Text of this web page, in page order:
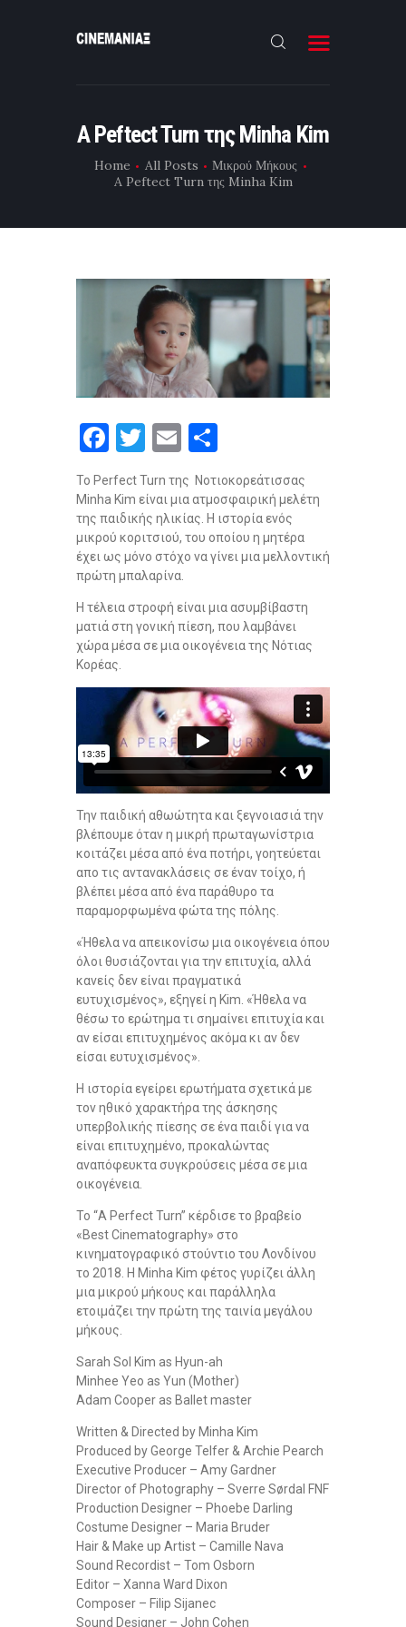
A Peftect Turn της Minha Kim
Home All Posts
Μικρού Μήκους
A Peftect Turn της Minha Kim
ΝΕΑ
ΣΥΝΕΝΤΕΥΞΗ
EΠΙΚΟΙΝΩΝΙΑ
F
a
ce
b
o
o
k
T
wi
tt
er
E
m
ail ar
e
To Perfect Turn της Νοτιοκορεάτισσας
Minha Kim είναι μια ατμοσφαιρική μελέτη
της παιδικής ηλικίας. Η ιστορία ενός
μικρού κοριτσιού, του οποίου η μητέρα
έχει ως μόνο στόχο να γίνει μια μελλοντική
πρώτη μπαλαρίνα.
Η τέλεια στροφή είναι μια ασυμβίβαστη
ματιά στη γονική πίεση, που λαμβάνει
χώρα μέσα σε μια οικογένεια της Νότιας
Κορέας.
Την παιδική αθωώτητα και ξεγνοιασιά την
βλέπουμε όταν η μικρή πρωταγωνίστρια
κοιτάζει μέσα από ένα ποτήρι, γοητεύεται
απο τις αντανακλάσεις σε έναν τοίχο, ή
βλέπει μέσα από ένα παράθυρο τα
παραμορφωμένα φώτα της πόλης.
«Ήθελα να απεικονίσω μια οικογένεια όπου
όλοι θυσιάζονται για την επιτυχία, αλλά
κανείς δεν είναι πραγματικά
ευτυχισμένος», εξηγεί η Kim. «Ήθελα να
θέσω το ερώτημα τι σημαίνει επιτυχία και
αν είσαι επιτυχημένος ακόμα κι αν δεν
είσαι ευτυχισμένος».
Η ιστορία εγείρει ερωτήματα σχετικά με
τον ηθικό χαρακτήρα της άσκησης
υπερβολικής πίεσης σε ένα παιδί για να
είναι επιτυχημένο, προκαλώντας
αναπόφευκτα συγκρούσεις μέσα σε μια
οικογένεια.
Το “A Perfect Turn” κέρδισε το βραβείο
«Best Cinematography» στο
κινηματογραφικό στούντιο του Λονδίνου
το 2018. Η Minha Kim φέτος γυρίζει άλλη
μια μικρού μήκους και παράλληλα
ετοιμάζει την πρώτη της ταινία μεγάλου
μήκους.
Sarah Sol Kim as Hyun-ah
Minhee Yeo as Yun (Mother)
Adam Cooper as Ballet master
Written & Directed by Minha Kim
Produced by George Telfer & Archie Pearch
Executive Producer – Amy Gardner
Director of Photography – Sverre Sørdal FNF
Production Designer – Phoebe Darling
Costume Designer – Maria Bruder
Hair & Make up Artist – Camille Nava
Sound Recordist – Tom Osborn
Editor – Xanna Ward Dixon
Composer – Filip Sijanec
Sound Designer – John Cohen